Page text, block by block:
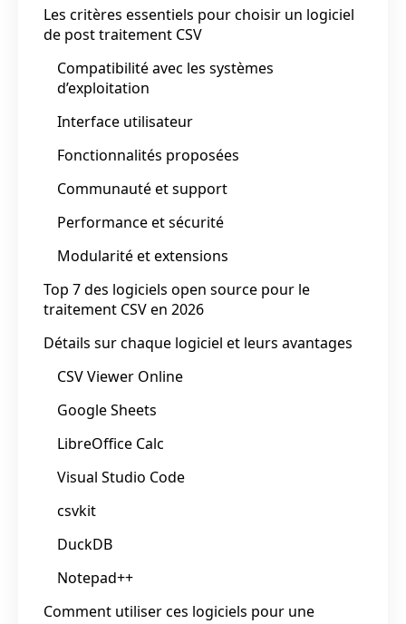
Les critères essentiels pour choisir un logiciel
de post traitement CSV
Compatibilité avec les systèmes
d’exploitation
Interface utilisateur
Fonctionnalités proposées
Communauté et support
Performance et sécurité
Modularité et extensions
Top 7 des logiciels open source pour le
traitement CSV en 2026
Détails sur chaque logiciel et leurs avantages
CSV Viewer Online
Google Sheets
LibreOffice Calc
Visual Studio Code
csvkit
DuckDB
Notepad++
Comment utiliser ces logiciels pour une